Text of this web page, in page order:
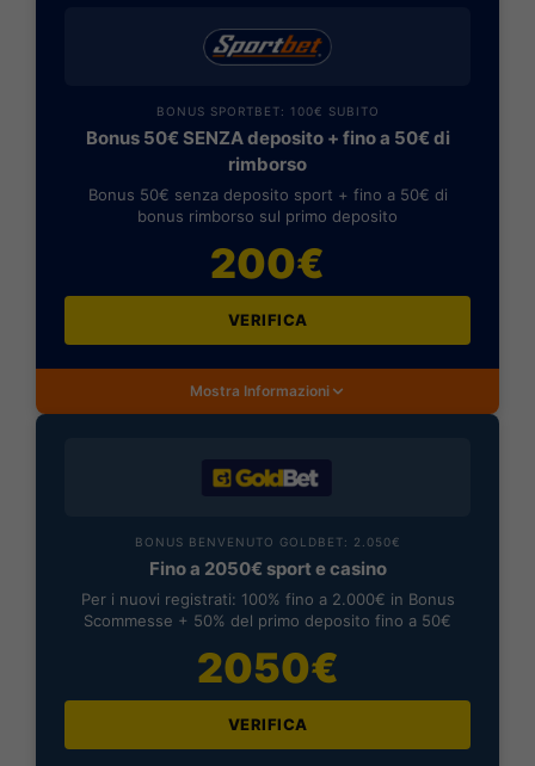
BONUS SPORTBET: 100€ SUBITO
Bonus 50€ SENZA deposito + fino a 50€ di
rimborso
Bonus 50€ senza deposito sport + fino a 50€ di
bonus rimborso sul primo deposito
200€
VERIFICA
Mostra Informazioni
BONUS BENVENUTO GOLDBET: 2.050€
Fino a 2050€ sport e casino
Per i nuovi registrati: 100% fino a 2.000€ in Bonus
Scommesse + 50% del primo deposito fino a 50€
2050€
VERIFICA